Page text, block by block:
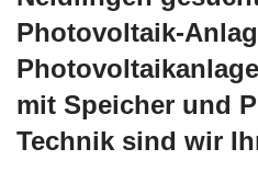
Photovoltaik-
mit Speicher und
Technik sind wir